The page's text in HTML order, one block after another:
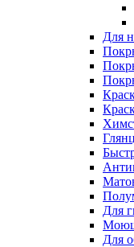
Для
Для
Для